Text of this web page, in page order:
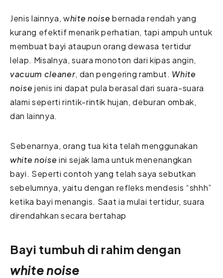
Jenis lainnya, white noisebernada rendah yang
kurang efektif menarik perhatian, tapi ampuh untuk
membuat bayi ataupun orang dewasa tertidur
lelap. Misalnya, suara monoton dari kipas angin,
vacuum cleaner, dan pengering rambut. White
noisejenis ini dapat pula berasal dari suara-suara
alami seperti rintik-rintik hujan, deburan ombak,
dan lainnya.
Sebenarnya, orang tua kita telah menggunakan
white noise ini sejak lama untuk menenangkan
bayi. Seperti contoh yang telah saya sebutkan
sebelumnya, yaitu dengan refleks mendesis “shhh”
ketika bayi menangis. Saat ia mulai tertidur, suara
direndahkan secara bertahap
Bayi tumbuh di rahim dengan
white noise